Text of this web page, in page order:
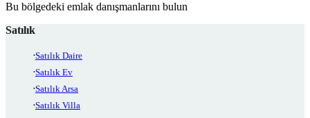
Bu bölgedeki emlak danışmanlarını bulun
Satılık
Satılık Daire
Satılık Ev
Satılık Arsa
Satılık Villa